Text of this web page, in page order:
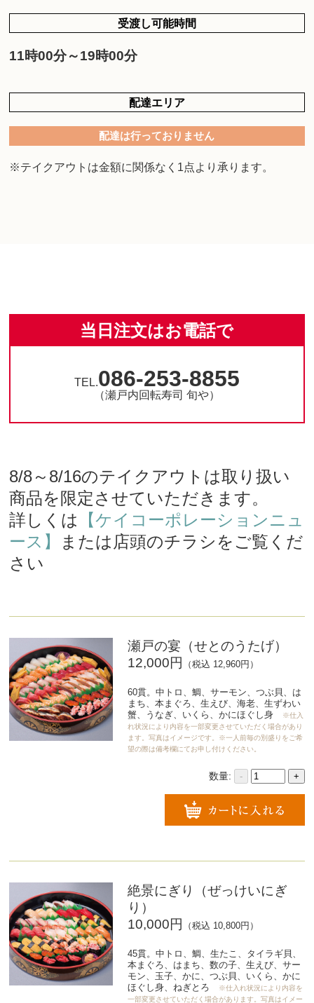
受渡し可能時間
11時00分～19時00分
配達エリア
配達は行っておりません
※テイクアウトは金額に関係なく1点より承ります。
当日注文はお電話で
TEL.086-253-8855
（瀬戸内回転寿司 旬や）
8/8～8/16のテイクアウトは取り扱い
商品を限定させていただきます。
詳しくは
【ケイコーポレーションニュ
ース】
または店頭のチラシをご覧くだ
さい
瀬戸の宴（せとのうたげ）
12,000円
（税込 12,960円）
60貫。中トロ、鯛、サーモン、つぶ貝、は
まち、本まぐろ、生えび、海老、生ずわい
蟹、うなぎ、いくら、かにほぐし身
※仕入
れ状況により内容を一部変更させていただく場合があり
ます。写真はイメージです。※一人前毎の別盛りをご希
望の際は備考欄にてお申し付けください。
数量: - +
絶景にぎり（ぜっけいにぎ
り）
10,000円
（税込 10,800円）
45貫。中トロ、鯛、生たこ、タイラギ貝、
本まぐろ、はまち、数の子、生えび、サー
モン、玉子、かに、つぶ貝、いくら、かに
ほぐし身、ねぎとろ
※仕入れ状況により内容を
一部変更させていただく場合があります。写真はイメー